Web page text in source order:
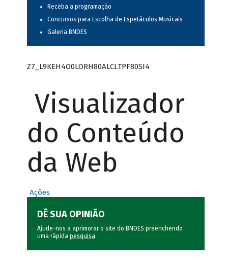
Receba a programação
Concursos para Escolha de Espetáculos Musicais
Galeria BNDES
Z7_L9KEH4O0LORH80ALCLTPF80SI4
Visualizador
do Conteúdo
da Web
Ações
DÊ SUA OPINIÃO
Ajude-nos a aprimorar o site do BNDES preenchendo
uma rápida pesquisa.